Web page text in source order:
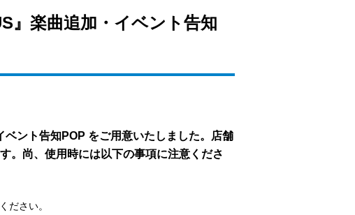
』楽曲追加・イベント告知
ント告知POP をご用意いたしました。店舗
。尚、使用時には以下の事項に注意くださ
ださい。